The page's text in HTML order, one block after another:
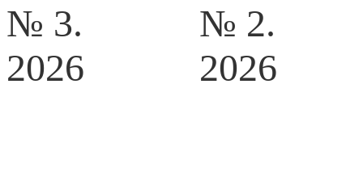
№ 3.
2026
№ 2.
2026